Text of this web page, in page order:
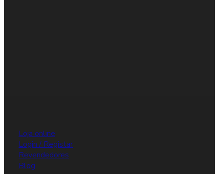
Loja online
Login / Registar
Revendedores
Blog